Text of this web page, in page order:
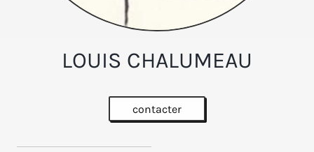
LOUIS CHALUMEAU
contacter